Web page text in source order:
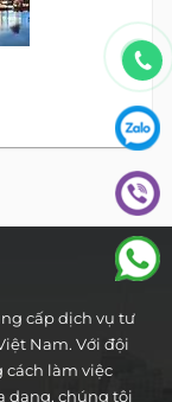
cấp dịch vụ tư
Nam. Với đội
làm việc
dạng, chúng tôi